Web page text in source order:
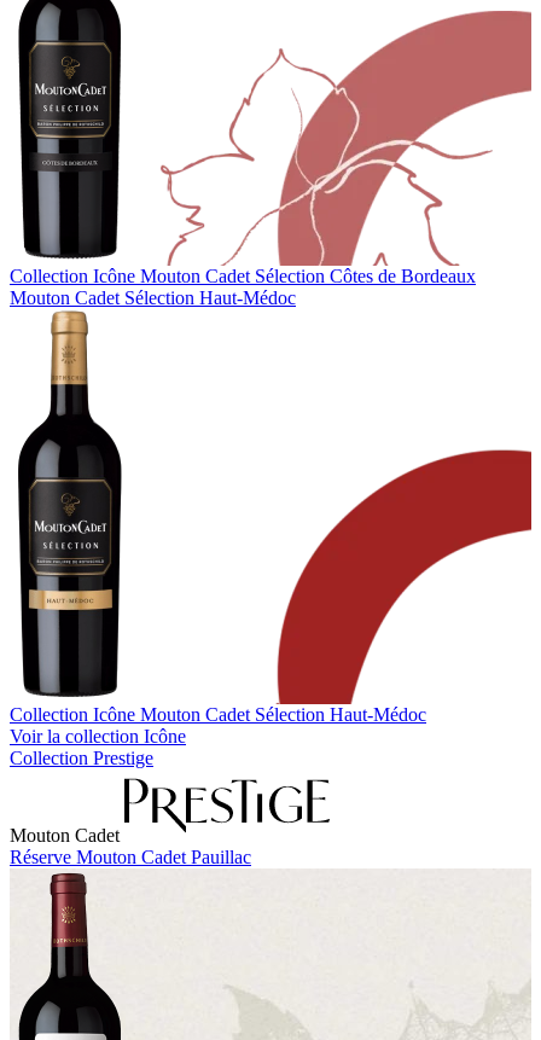
Collection Icône Mouton Cadet Sélection Côtes de Bordeaux
Mouton Cadet Sélection Haut-Médoc
Collection Icône Mouton Cadet Sélection Haut-Médoc
Voir la collection Icône
Collection Prestige
Mouton Cadet
Réserve Mouton Cadet Pauillac